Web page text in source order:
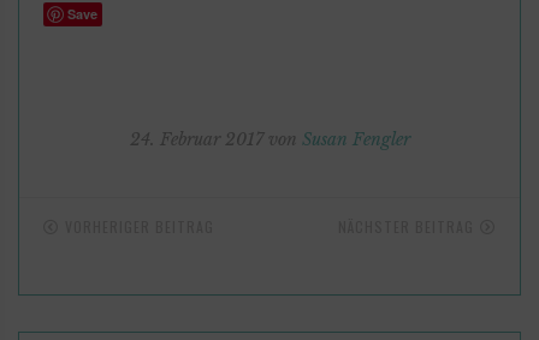
Save
24. Februar 2017 von Susan Fengler